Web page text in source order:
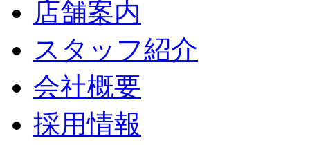
店舗案内
スタッフ紹介
会社概要
採用情報